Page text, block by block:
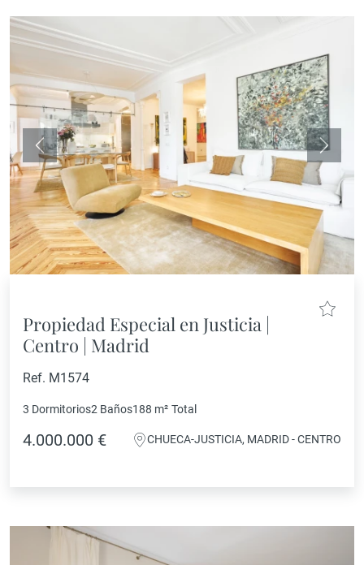
Anterior
Propiedad Especial en Justicia |
Centro | Madrid
Ref. M1574
3 Dormitorios2 Baños188 m² Total
4.000.000 € CHUECA-JUSTICIA, MADRID - CENTRO